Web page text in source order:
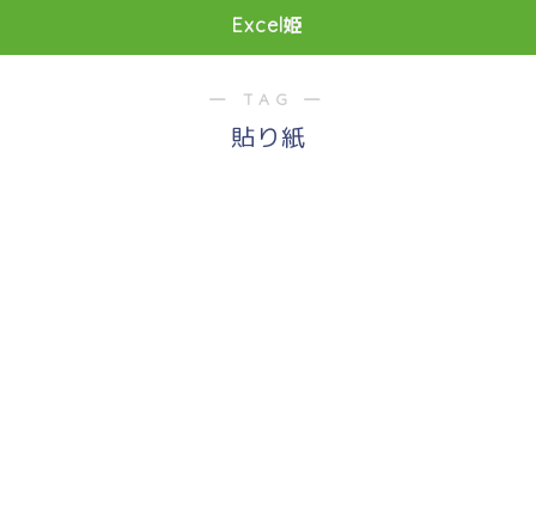
Excel姫
― TAG ―
貼り紙